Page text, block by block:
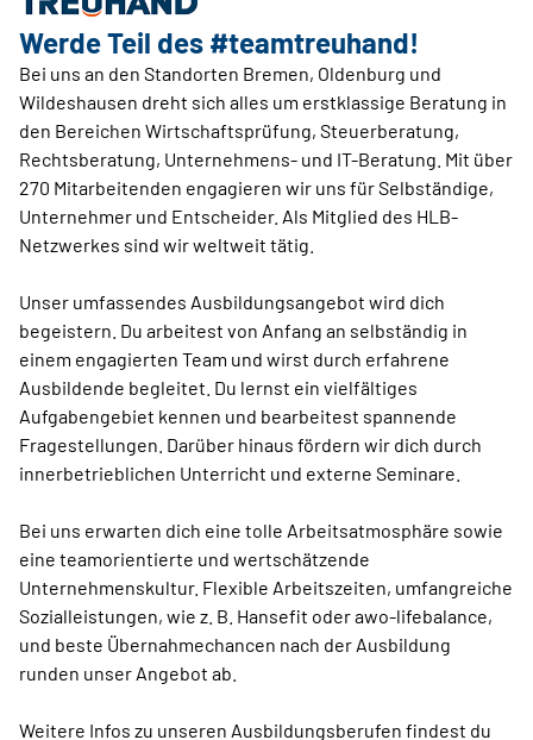
Werde Teil des #teamtreuhand!
Bei uns an den Standorten Bremen, Oldenburg und
Wildeshausen dreht sich alles um erstklassige Beratung in
den Bereichen Wirtschaftsprüfung, Steuerberatung,
Rechtsberatung, Unternehmens- und IT-Beratung. Mit über
270 Mitarbeitenden engagieren wir uns für Selbständige,
Unternehmer und Entscheider. Als Mitglied des HLB-
Netzwerkes sind wir weltweit tätig.
Unser umfassendes Ausbildungsangebot wird dich
begeistern. Du arbeitest von Anfang an selbständig in
einem engagierten Team und wirst durch erfahrene
Ausbildende begleitet. Du lernst ein vielfältiges
Aufgabengebiet kennen und bearbeitest spannende
Fragestellungen. Darüber hinaus fördern wir dich durch
innerbetrieblichen Unterricht und externe Seminare.
Bei uns erwarten dich eine tolle Arbeitsatmosphäre sowie
eine teamorientierte und wertschätzende
Unternehmenskultur. Flexible Arbeitszeiten, umfangreiche
Sozialleistungen, wie z. B. Hansefit oder awo-lifebalance,
und beste Übernahmechancen nach der Ausbildung
runden unser Angebot ab.
Weitere Infos zu unseren Ausbildungsberufen findest du